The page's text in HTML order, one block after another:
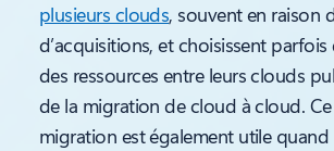
plusieurs clouds, souvent en raison
d’acquisitions, et choisissent
des ressources entre leurs clouds
de la migration de cloud à cloud.
migration est également utile quand